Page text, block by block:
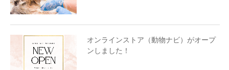
オンラインストア（動物ナビ）がオープ
ンしました！